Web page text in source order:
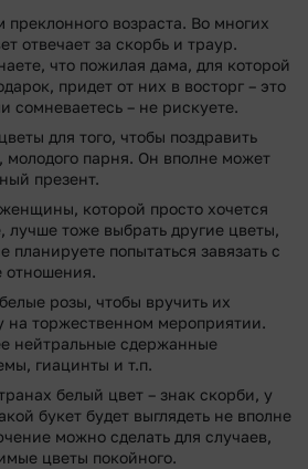
возраста. Во многих
отвечает за скорбь и траур.
что пожилая дама, для которой
придет от них в восторг – это
сомневаетесь – не рискуете.
для того, чтобы поздравить
молодого парня. Он вполне может
презент.
которой просто хочется
лучше тоже выбрать другие цветы,
планируете попытаться завязать с
отношения.
розы, чтобы вручить их
на торжественном мероприятии.
нейтральные сдержанные
гиацинты и т.п.
белый цвет – знак скорби, у
букет будет выглядеть не вполне
можно сделать для случаев,
цветы покойного.